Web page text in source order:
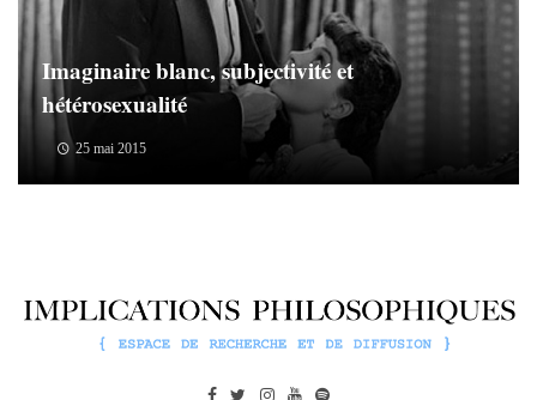
Imaginaire blanc, subjectivité et
hétérosexualité
25 mai 2015